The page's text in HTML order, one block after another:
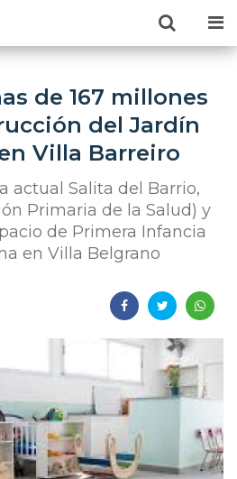
de 167 millones
del Jardín
Villa Barreiro
actual Salita del Barrio,
Primaria de la Salud) y
de Primera Infancia
en Villa Belgrano